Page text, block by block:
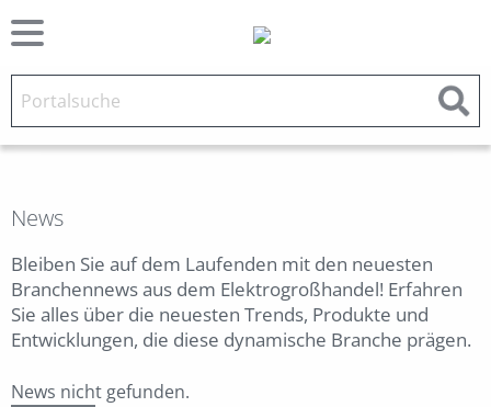
News
Bleiben Sie auf dem Laufenden mit den neuesten
Branchennews aus dem Elektrogroßhandel! Erfahren
Sie alles über die neuesten Trends, Produkte und
Entwicklungen, die diese dynamische Branche prägen.
News nicht gefunden.